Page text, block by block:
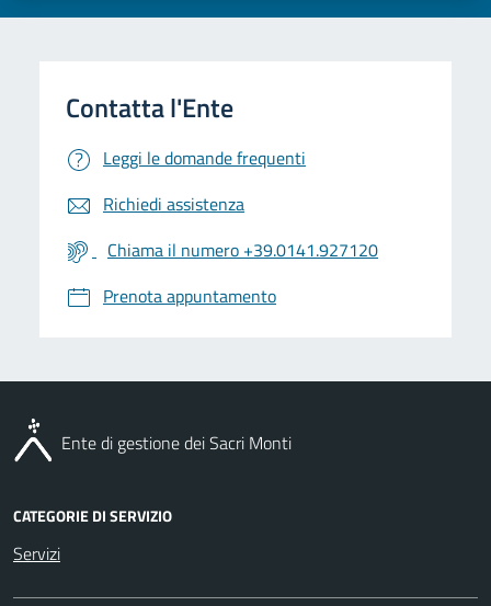
Leggi le domande frequenti
Richiedi assistenza
Chiama il numero +39.0141.927120
Prenota appuntamento
Ente di gestione dei Sacri Monti
CATEGORIE DI SERVIZIO
Servizi